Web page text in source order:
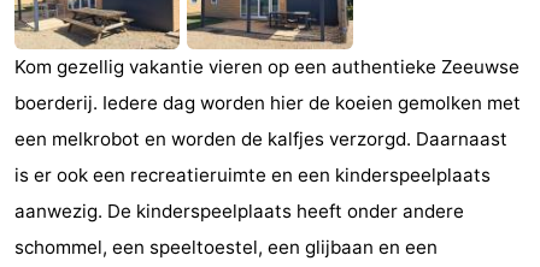
Monumenten
-
Kerken
Vuurtorens
-
-
Kom gezellig vakantie vieren op een authentieke Zeeuwse
boerderij. Iedere dag worden hier de koeien gemolken met
een melkrobot en worden de kalfjes verzorgd. Daarnaast
is er ook een recreatieruimte en een kinderspeelplaats
aanwezig. De kinderspeelplaats heeft onder andere
schommel, een speeltoestel, een glijbaan en een